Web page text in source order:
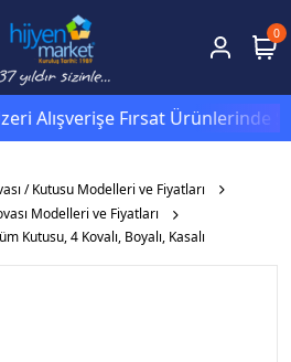
0
Alışverişe Fırsat Ürünlerinde
/ Kutusu Modelleri ve Fiyatları
Modelleri ve Fiyatları
Kutusu, 4 Kovalı, Boyalı, Kasalı